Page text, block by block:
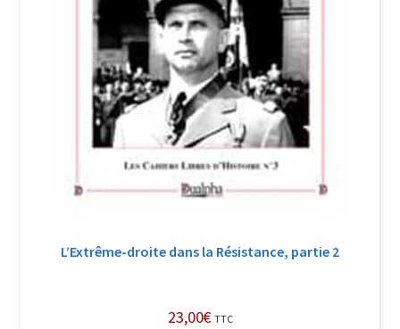
Politique de confidentialité et cookies
Qui sommes-nous ?
Soutien à Philippe Randa
Suivi de la Commande
L’Extrême-droite dans la Résistance, partie 2
23,00€ TTC